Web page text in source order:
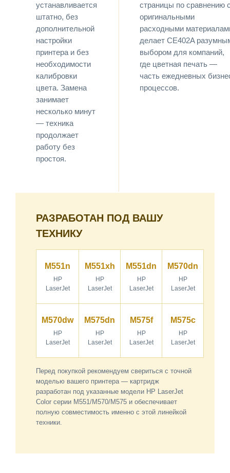
устанавливается
штатно, без
дополнительной
настройки
принтера и без
необходимости
калибровки
цвета. Замена
занимает
несколько минут
— техника
продолжает
работу без
простоя.
страницы по сравнению
оригинальными
расходными
делает CE402A
выбором для компаний,
где цветная печать —
часть ежедневных
процессов.
РАЗРАБОТАН ПОД ВАШУ
ТЕХНИКУ
M551n
HP
LaserJet
M551xh
HP
LaserJet
M551dn
HP
LaserJet
M570dn
HP
LaserJet
M570dw
HP
LaserJet
M575dn
HP
LaserJet
M575f
HP
LaserJet
M575c
HP
LaserJet
Перед покупкой рекомендуем свериться с точной
моделью вашего принтера — картридж
разработан под указанные модели HP LaserJet
Color серии M551/M570/M575 и обеспечивает
полную совместимость именно с этой линейкой
техники.